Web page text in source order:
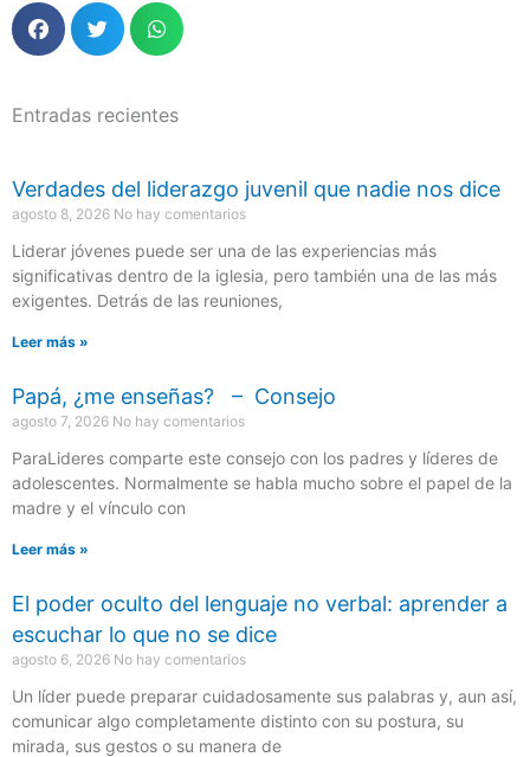
Entradas recientes
Verdades del liderazgo juvenil que nadie nos dice
agosto 8, 2026 No hay comentarios
Liderar jóvenes puede ser una de las experiencias más
significativas dentro de la iglesia, pero también una de las más
exigentes. Detrás de las reuniones,
Leer más »
Papá, ¿me enseñas? – Consejo
agosto 7, 2026 No hay comentarios
ParaLideres comparte este consejo con los padres y líderes de
adolescentes. Normalmente se habla mucho sobre el papel de la
madre y el vínculo con
Leer más »
El poder oculto del lenguaje no verbal: aprender a
escuchar lo que no se dice
agosto 6, 2026 No hay comentarios
Un líder puede preparar cuidadosamente sus palabras y, aun así,
comunicar algo completamente distinto con su postura, su
mirada, sus gestos o su manera de